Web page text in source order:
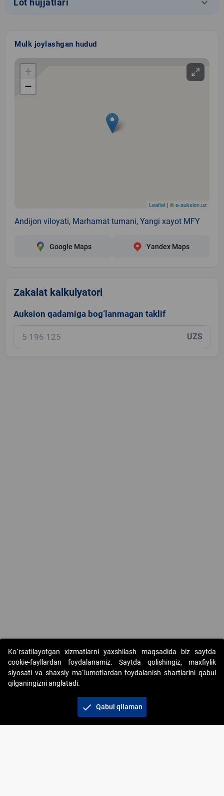
Lot hujjatlari
Mulk joylashgan hudud
+
−
Leaflet | ©e-auksion.uz
Andijon viloyati, Marhamat tumani, Yangi xayot MFY
Google Maps Yandex Maps
Zakalat kalkulyatori
Auksion qadamiga bog‘lanmagan taklif
UZS
Copyright © 2017-2026. "Elektron onlayn-auksionlarni
tashkil etish" AJ. Barcha huquqlar himoyalangan
Ko`rsatilayotgan xizmatlarni yaxshilash maqsadida biz saytda
cookie-fayllardan foydalanamiz. Saytda qolishingiz, maxfiylik
siyosati va shaxsiy ma`lumotlardan foydalanish shartlarini qabul
qilganingizni anglatadi.
check Qabul qilaman